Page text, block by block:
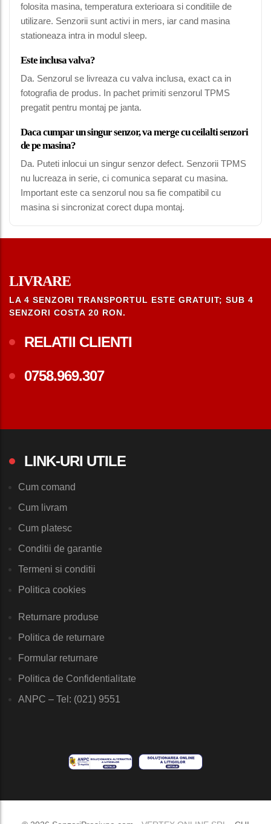
folosita masina, temperatura exterioara si conditiile de
utilizare. Senzorii sunt activi in mers, iar cand masina
stationeaza intra in modul sleep.
Este inclusa valva?
Da. Senzorul se livreaza cu valva inclusa, exact ca in
fotografia de produs. In pachet primiti senzorul TPMS
pregatit pentru montaj pe janta.
Daca cumpar un singur senzor, va merge cu ceilalti senzori
de pe masina?
Da. Puteti inlocui un singur senzor defect. Senzorii TPMS
nu lucreaza in serie, ci comunica separat cu masina.
Important este ca senzorul nou sa fie compatibil cu
masina si sincronizat corect dupa montaj.
LIVRARE
LA 4 SENZORI TRANSPORTUL ESTE GRATUIT; SUB 4
SENZORI COSTA 20 RON.
RELATII CLIENTI
0758.969.307
LINK-URI UTILE
Cum comand
Cum livram
Cum platesc
Conditii de garantie
Termeni si conditii
Politica cookies
Returnare produse
Politica de returnare
Formular returnare
Politica de Confidentialitate
ANPC – Tel: (021) 9551